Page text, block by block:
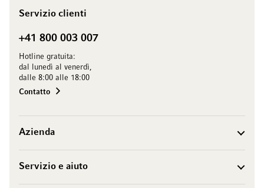
Servizio clienti
+41 800 003 007
Hotline gratuita:
dal lunedì al venerdì,
dalle 8:00 alle 18:00
Contatto
Azienda
Servizio e aiuto